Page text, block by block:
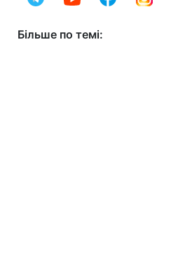
Більше по темі: